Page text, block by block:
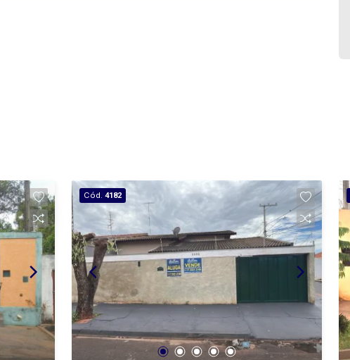
Cód. 4182